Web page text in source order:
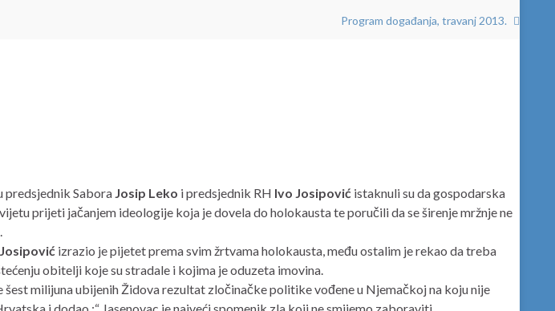
Program događanja, travanj 2013.
predsjednik Sabora Josip Leko i predsjednik RH Ivo Josipović istaknuli su da gospodarska
prijeti jačanjem ideologije koja je dovela do holokausta te poručili da se širenje mržnje ne
izrazio je pijetet prema svim žrtvama holokausta, među ostalim je rekao da treba
obitelji koje su stradale i kojima je oduzeta imovina.
šest milijuna ubijenih Židova rezultat zločinačke politike vođene u Njemačkoj na koju nije